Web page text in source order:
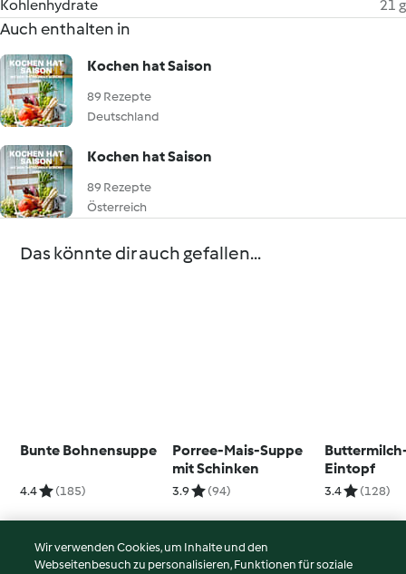
Kohlenhydrate
21 g
Auch enthalten in
Kochen hat Saison
89 Rezepte
Deutschland
Kochen hat Saison
89 Rezepte
Österreich
Das könnte dir auch gefallen...
Bunte Bohnensuppe
4.4 (185)
Porree-Mais-Suppe
mit Schinken
3.9 (94)
Eintopf
3.4 (128)
Wir verwenden Cookies, um Inhalte und den
Webseitenbesuch zu personalisieren, Funktionen für soziale